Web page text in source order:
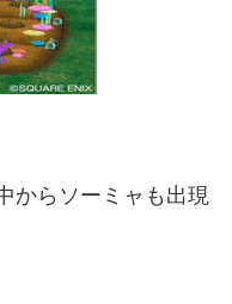
からソーミャも出現